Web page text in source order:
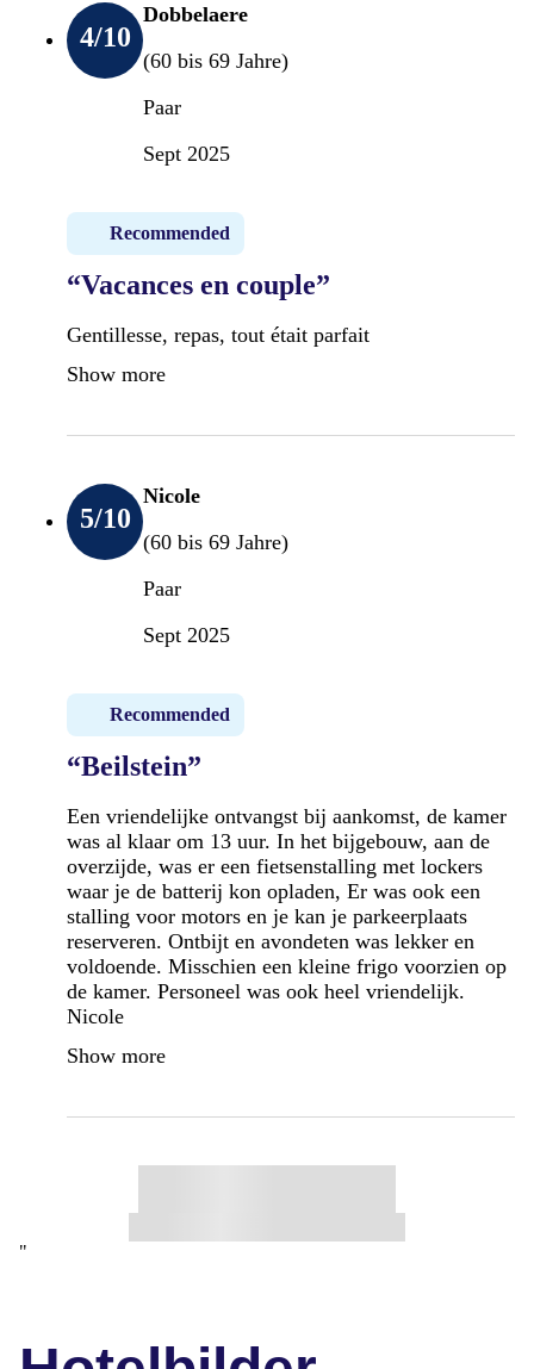
4/10
Dobbelaere
(60 bis 69 Jahre)
Paar
Sept 2025
Recommended
“Vacances en couple”
Gentillesse, repas, tout était parfait
Show more
5/10
Nicole
(60 bis 69 Jahre)
Paar
Sept 2025
Recommended
“Beilstein”
Een vriendelijke ontvangst bij aankomst, de kamer
was al klaar om 13 uur. In het bijgebouw, aan de
overzijde, was er een fietsenstalling met lockers
waar je de batterij kon opladen, Er was ook een
stalling voor motors en je kan je parkeerplaats
reserveren. Ontbijt en avondeten was lekker en
voldoende. Misschien een kleine frigo voorzien op
de kamer. Personeel was ook heel vriendelijk.
Nicole
Show more
"